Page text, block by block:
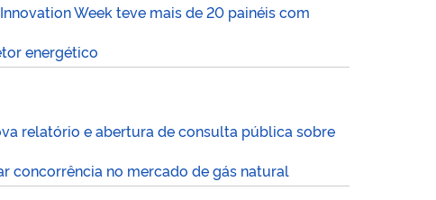
Week teve mais de 20 painéis com
energético
relatório e abertura de consulta pública sobre
concorrência no mercado de gás natural